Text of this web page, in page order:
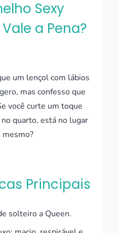
Sexy
a Pena?
um lençol com lábios
mas confesso que
você curte um toque
quarto, está no lugar
mesmo?
Principais
solteiro a Queen.